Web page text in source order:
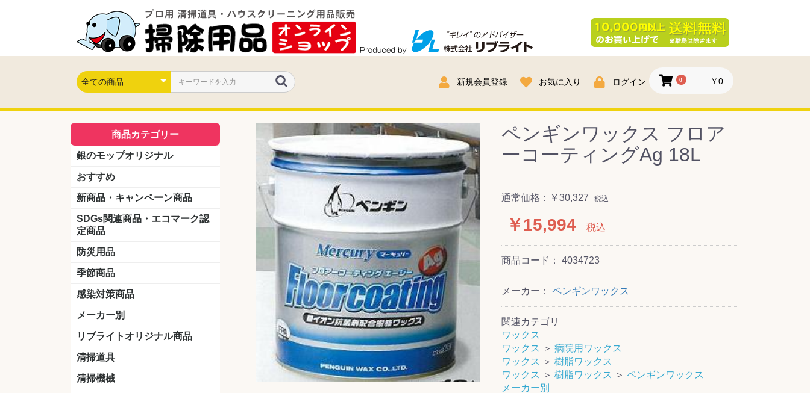
新規会員登録 お気に入り ログイン 0 ￥0
商品カテゴリー
銀のモップオリジナル
おすすめ
新商品・キャンペーン商品
キャンペーン商品
新製品
SDGs関連商品・エコマーク認
定商品
防災用品
季節商品
感染対策商品
おう吐物
除菌洗剤
うがい薬
マスク
手洗い石鹸
手指消毒
手袋
メーカー別
クオリティ
ニイタカ
シーバイエス 樹脂ワックス(一般製品)
ドライメンテナンス用樹
水性・半樹脂製品
油性ワックス
特殊用途製品
ニュートラ フロアケアシ
天然石材用・テラゾー・
コンクリート用
木床用ワックス
床用クリーナー
植物油用クリーナー
鉱物油用クリーナー
リンレイ
ペンギンワックス 樹脂ワックス
水性・半樹脂製品
特殊用途製品
ドライメンテナンス用樹
クリーナー製品
石材床用商品
日常管理商品
横浜油脂工業
ミッケル化学（旧：スイショウ
ユシロ化学
コニシ
つやげん
ダイカ商事
スリーエムジャパン
山崎産業
テラモト
セイワ
エトレー
ラバーメイド
ジャパックス
日本サニパック
ケルヒャー
マキタ
ショーワグローブ
花王
サラヤ
アルボース
コスケム
ミヤキ
紺商
信徳ポミー
リブライトオリジナル商品
LLオレンジクリーナー
LL油脂専用クリーナー
LLワックスモップ
LL-21
マーベラスiL
清掃道具
ほうき
ちりとり
モップ及び関連品 ワンタッチ式モップ
その他アタッチメント
モップ
ハードフロア用ダストモップ
テラモト
その他
清掃機械
ペンギンワックス フロア
ーコーティングAg 18L
通常価格：￥30,327 税込
￥15,994 税込
商品コード： 4034723
メーカー： ペンギンワックス
関連カテゴリ
ワックス
ワックス ＞ 病院用ワックス
ワックス ＞ 樹脂ワックス
ワックス ＞ 樹脂ワックス ＞ ペンギンワックス
メーカー別